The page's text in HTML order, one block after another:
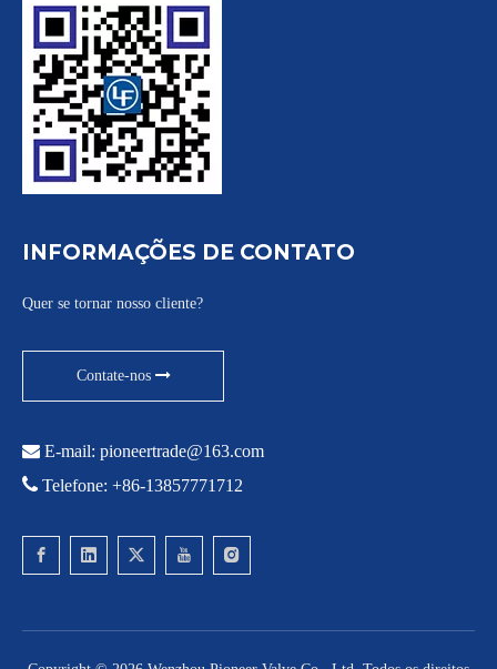
INFORMAÇÕES DE CONTATO
Quer se tornar nosso cliente?
Contate-nos
 E-mail: pioneertrade@163.com
 Telefone: +86-13857771712